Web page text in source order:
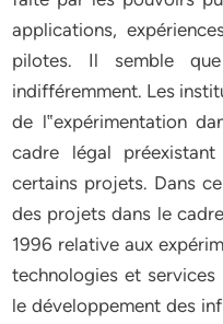
applications,
pilotes. Il semble
indifféremment. Les
de l‟expérimentation
cadre légal
certains projets. Dans
des projets dans le
1996 relative aux
technologies et
le développement des